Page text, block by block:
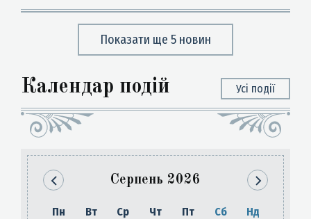
Показати ще 5 новин
Календар подій Усі події
Серпень 2026
Пн Вт Ср Чт Пт Сб
Нд